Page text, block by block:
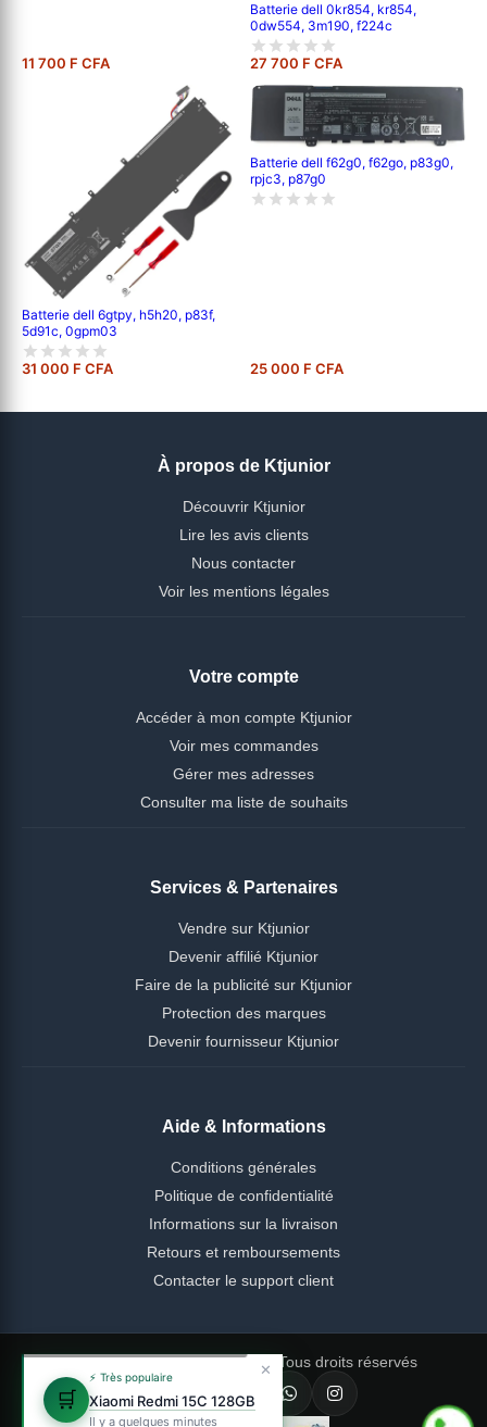
11 700 F CFA
Batterie dell 0kr854, kr854,
0dw554, 3m190, f224c
27 700 F CFA
Batterie dell 6gtpy, h5h20, p83f,
5d91c, 0gpm03
31 000 F CFA
Batterie dell f62g0, f62go, p83g0,
rpjc3, p87g0
25 000 F CFA
À propos de Ktjunior
Découvrir Ktjunior
Lire les avis clients
Nous contacter
Voir les mentions légales
Votre compte
Accéder à mon compte Ktjunior
Voir mes commandes
Gérer mes adresses
Consulter ma liste de souhaits
Services & Partenaires
Vendre sur Ktjunior
Devenir affilié Ktjunior
Faire de la publicité sur Ktjunior
Protection des marques
Devenir fournisseur Ktjunior
Aide & Informations
Conditions générales
Politique de confidentialité
Informations sur la livraison
Retours et remboursements
Contacter le support client
© 2026 Ktjunior Cameroun — Tous droits réservés
🛒
⚡ Très populaire
Xiaomi Redmi 15C 128GB
Il y a quelques minutes
✕